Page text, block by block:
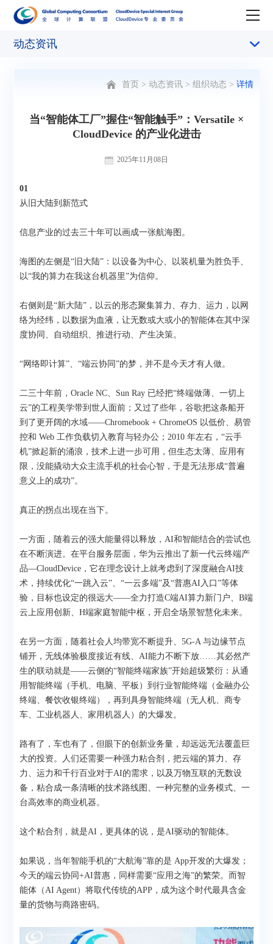
动态资讯
首页 > 动态资讯> 组织动态> 详情
当“智能体工厂”握住“智能触手”：Versatile ×
CloudDevice 的产业化进击
2025年11月08日
01
从旧大陆到新范式
信息产业的过去三十年可以画成一张航海图。
海图的左侧是“旧大陆”：以设备为中心、以装机量为胜负手、
以“我的算力在我这台机器里”为信仰。
右侧则是“新大陆”，以云的形态聚集算力、存力、运力，以网
络为经纬，以数据为血液，让无数或大或小的智能体在其中深
度协同、自动组织、推进行动、产生决策。
“网络即计算”、“端云协同”的梦，并不是今天才有人做。
二三十年前，Oracle NC、Sun Ray 已经把“终端做薄、一切上
云”的工程美学带到世人面前；又过了些年，谷歌把这条船开
到了更开阔的水域——Chromebook + ChromeOS 以低价、易管
控和 Web 工作负载切入教育与轻办公；2010 年左右，“云手
机”掀起新的涌浪，技术上进一步可用，但生态太薄、应用有
限，没能撬动大众主流手机的社会心智，于是无法形成“普遍
意义上的成功”。
真正的拐点出现在当下。
一方面，随着云的强大能量得以释放，AI和智能结合的尝试也
在不断演进。在平台服务层面，华为云推出了新一代云终端产
品—CloudDevice，它在理念设计上就考虑到了深度融合AI技
术，持续优化“一跳入云”、“一云多端”及“普惠AI入口”等体
验，目标也设定的很远大——全力打造C端AI算力新门户、B端
云上应用创新、H端家庭智能中枢，开启全场景智慧化未来。
在另一方面，随着社会人均带宽不断提升、5G-A 与边缘节点
铺开，无线体验极度接近有线、AI能力不断下放……其必然产
生的联动就是——云侧的“智能终端家族”开始超级繁衍：从通
用智能终端（手机、电脑、平板）到行业智能终端（金融办公
终端、餐饮收银终端），再到具身智能终端（无人机、商专
车、工业机器人、家用机器人）的大爆发。
路有了，车也有了，但眼下的创新业务量，却远远无法覆盖巨
大的投资。人们还需要一种强力粘合剂，把云端的算力、存
力、运力和千行百业对于AI的需求，以及万物互联的无数设
备，粘合成一条清晰的技术路线图、一种完整的业务模式、一
台高效率的商业机器。
这个粘合剂，就是AI，更具体的说，是AI驱动的智能体。
如果说，当年智能手机的“大航海”靠的是 App开发的大爆发；
今天的端云协同+AI普惠，同样需要“应用之海”的繁荣。而智
能体（AI Agent）将取代传统的APP，成为这个时代最具含金
量的货物与商路密码。